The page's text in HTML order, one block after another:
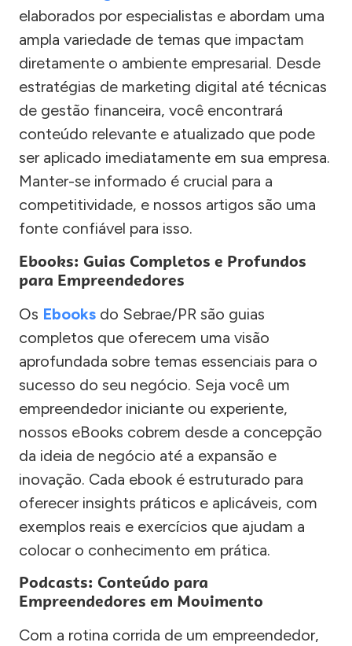
elaborados por especialistas e abordam uma
ampla variedade de temas que impactam
diretamente o ambiente empresarial. Desde
estratégias de marketing digital até técnicas
de gestão financeira, você encontrará
conteúdo relevante e atualizado que pode
ser aplicado imediatamente em sua empresa.
Manter-se informado é crucial para a
competitividade, e nossos artigos são uma
fonte confiável para isso.
Ebooks: Guias Completos e Profundos
para Empreendedores
Os Ebooks do Sebrae/PR são guias
completos que oferecem uma visão
aprofundada sobre temas essenciais para o
sucesso do seu negócio. Seja você um
empreendedor iniciante ou experiente,
nossos eBooks cobrem desde a concepção
da ideia de negócio até a expansão e
inovação. Cada ebook é estruturado para
oferecer insights práticos e aplicáveis, com
exemplos reais e exercícios que ajudam a
colocar o conhecimento em prática.
Podcasts: Conteúdo para
Empreendedores em Movimento
Com a rotina corrida de um empreendedor,